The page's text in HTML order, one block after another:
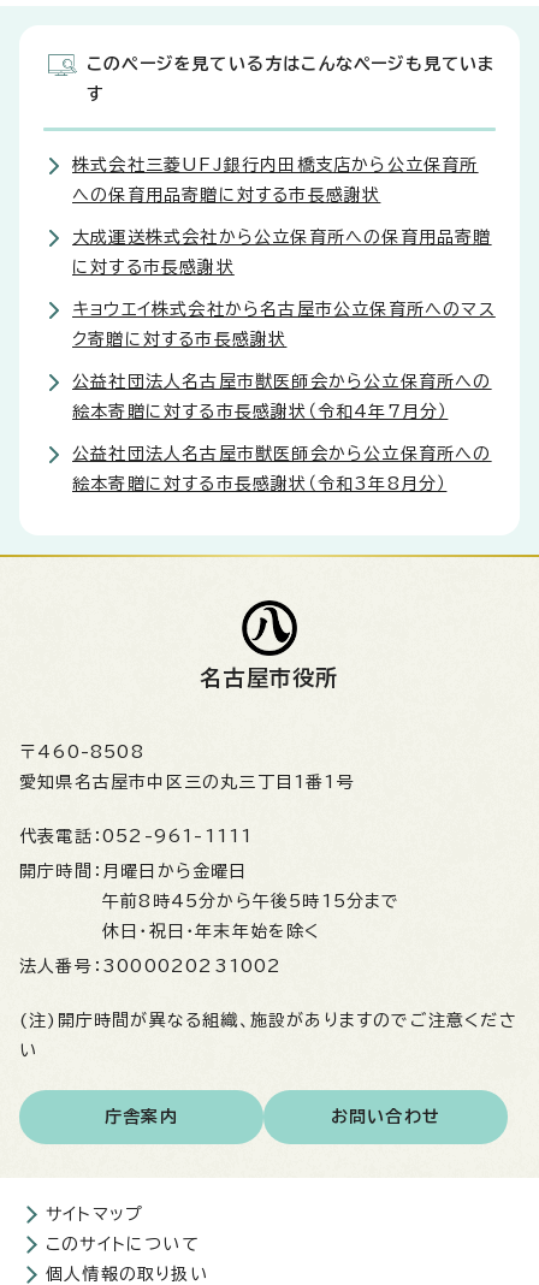
このページを見ている方はこんなページも見ていま
す
株式会社三菱UFJ銀行内田橋支店から公立保育所
への保育用品寄贈に対する市長感謝状
大成運送株式会社から公立保育所への保育用品寄贈
に対する市長感謝状
キョウエイ株式会社から名古屋市公立保育所へのマス
ク寄贈に対する市長感謝状
公益社団法人名古屋市獣医師会から公立保育所への
絵本寄贈に対する市長感謝状（令和4年7月分）
公益社団法人名古屋市獣医師会から公立保育所への
絵本寄贈に対する市長感謝状（令和3年8月分）
名古屋市役所
〒460-8508
愛知県名古屋市中区三の丸三丁目1番1号
代表電話： 052-961-1111
開庁時間： 月曜日から金曜日
午前8時45分から午後5時15分まで
休日・祝日・年末年始を除く
法人番号： 3000020231002
(注)開庁時間が異なる組織、施設がありますのでご注意くださ
い
庁舎案内 お問い合わせ
サイトマップ
このサイトについて
個人情報の取り扱い